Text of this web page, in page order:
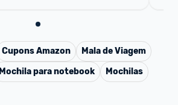
CuponsAmazon
Mala de Viagem
Mochila para notebook Mochilas